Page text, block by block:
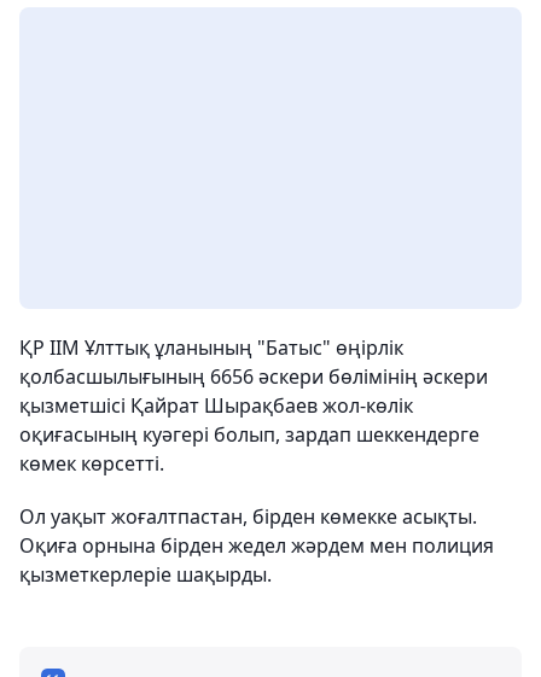
ҚР ІІМ Ұлттық ұланының "Батыс" өңірлік
қолбасшылығының 6656 әскери бөлімінің әскери
қызметшісі Қайрат Шырақбаев жол-көлік
оқиғасының куәгері болып, зардап шеккендерге
көмек көрсетті.
Ол уақыт жоғалтпастан, бірден көмекке асықты.
Оқиға орнына бірден жедел жәрдем мен полиция
қызметкерлеріе шақырды.